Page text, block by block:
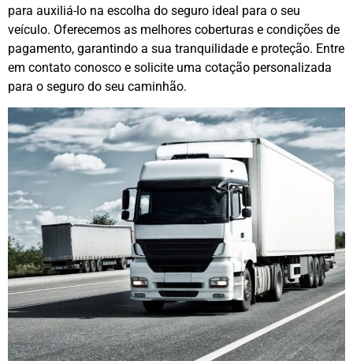
para auxiliá-lo na escolha do seguro ideal para o seu
veículo. Oferecemos as melhores coberturas e condições de
pagamento, garantindo a sua tranquilidade e proteção. Entre
em contato conosco e solicite uma cotação personalizada
para o seguro do seu caminhão.